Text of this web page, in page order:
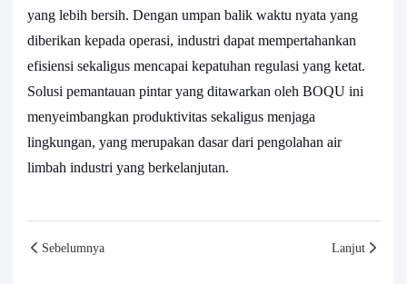
yang lebih bersih. Dengan umpan balik waktu nyata yang
diberikan kepada operasi, industri dapat mempertahankan
efisiensi sekaligus mencapai kepatuhan regulasi yang ketat.
Solusi pemantauan pintar yang ditawarkan oleh BOQU ini
menyeimbangkan produktivitas sekaligus menjaga
lingkungan, yang merupakan dasar dari pengolahan air
limbah industri yang berkelanjutan.
Sebelumnya Lanjut